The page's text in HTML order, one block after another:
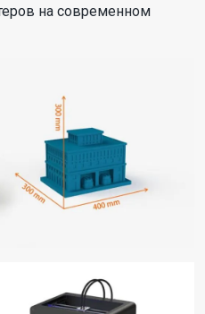
на современном